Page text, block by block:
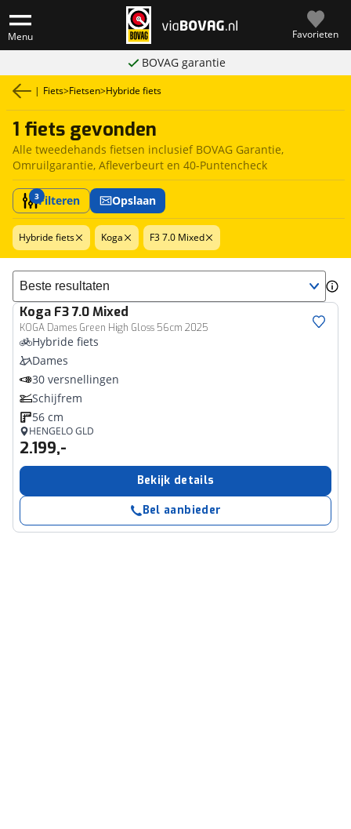
Menu Favorieten
BOVAG garantie
| Fiets>Fietsen>Hybride fiets
1 fiets gevonden
Alle tweedehands fietsen inclusief BOVAG Garantie,
Omruilgarantie, Afleverbeurt en 40-Puntencheck
3Filteren Opslaan
Hybride fiets Koga F3 7.0 Mixed
Sorteer resultaten
Koga F3 7.0 Mixed
KOGA Dames Green High Gloss 56cm 2025
Hybride fiets
Dames
30 versnellingen
Schijfrem
56 cm
HENGELO GLD
2.199,-
Bekijk details
Bel aanbieder